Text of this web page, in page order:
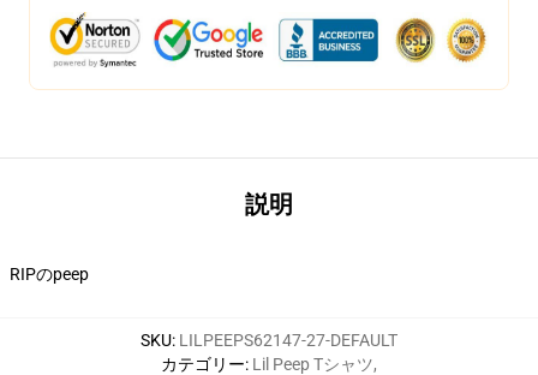
説明
RIPのpeep
SKU: LILPEEPS62147-27-DEFAULT
カテゴリー: Lil Peep Tシャツ,